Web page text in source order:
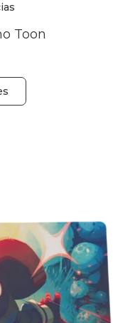
Toon